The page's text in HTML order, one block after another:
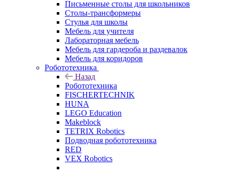
Письменные столы для школьников
Столы-трансформеры
Стулья для школы
Мебель для учителя
Лабораторная мебель
Мебель для гардероба и раздевалок
Мебель для коридоров
Робототехника
Назад
Робототехника
FISCHERTECHNIK
HUNA
LEGO Education
Makeblock
TETRIX Robotics
Подводная робототехника
RED
VEX Robotics